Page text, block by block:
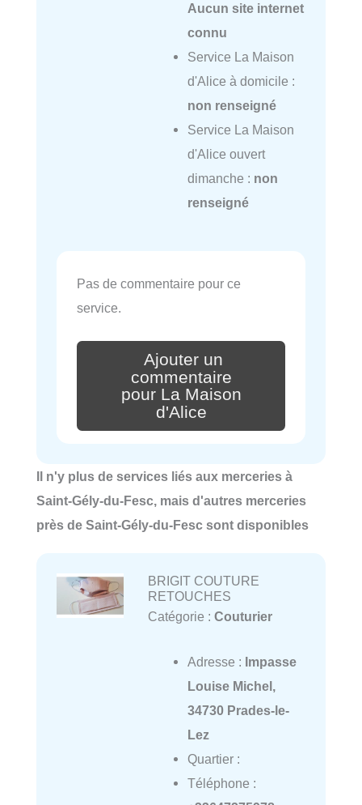
Aucun site internet
connu
Service La Maison
d'Alice à domicile :
non renseigné
Service La Maison
d'Alice ouvert
dimanche : non
renseigné
Pas de commentaire pour ce
service.
Ajouter un
commentaire
pour La Maison
d'Alice
Il n'y plus de services liés aux merceries à
Saint-Gély-du-Fesc, mais d'autres merceries
près de Saint-Gély-du-Fesc sont disponibles
BRIGIT COUTURE
RETOUCHES
Catégorie : Couturier
Adresse : Impasse
Louise Michel,
34730 Prades-le-
Lez
Quartier :
Téléphone :